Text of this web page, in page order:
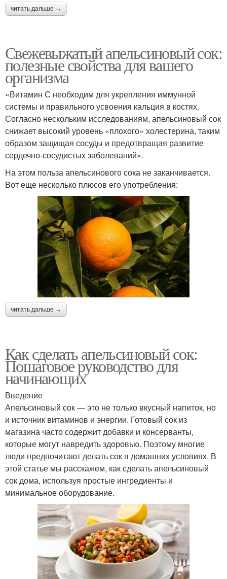
читать дальше →
Свежевыжатый апельсиновый сок:
полезные свойства для вашего
организма
«Витамин С необходим для укрепления иммунной
системы и правильного усвоения кальция в костях.
Согласно нескольким исследованиям, апельсиновый сок
снижает высокий уровень «плохого» холестерина, таким
образом защищая сосуды и предотвращая развитие
сердечно-сосудистых заболеваний».
На этом польза апельсинового сока не заканчивается.
Вот еще несколько плюсов его употребления:
читать дальше →
Как сделать апельсиновый сок:
Пошаговое руководство для
начинающих
Введение
Апельсиновый сок — это не только вкусный напиток, но
и источник витаминов и энергии. Готовый сок из
магазина часто содержит добавки и консерванты,
которые могут навредить здоровью. Поэтому многие
люди предпочитают делать сок в домашних условиях. В
этой статье мы расскажем, как сделать апельсиновый
сок дома, используя простые ингредиенты и
минимальное оборудование.